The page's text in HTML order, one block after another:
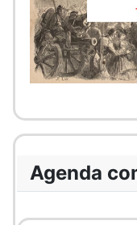
Agenda